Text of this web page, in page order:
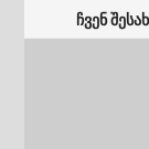
to
ჩვენ